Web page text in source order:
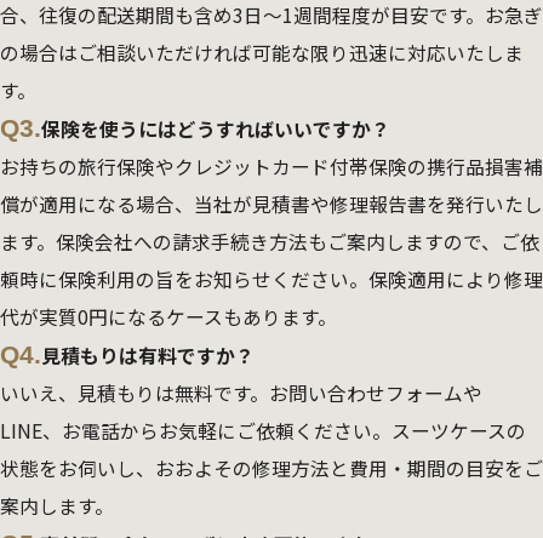
合、往復の配送期間も含め3日～1週間程度が目安です。お急ぎ
の場合はご相談いただければ可能な限り迅速に対応いたしま
す。
Q3.保険を使うにはどうすればいいですか？
お持ちの旅行保険やクレジットカード付帯保険の携行品損害補
償が適用になる場合、当社が見積書や修理報告書を発行いたし
ます。保険会社への請求手続き方法もご案内しますので、ご依
頼時に保険利用の旨をお知らせください。保険適用により修理
代が実質0円になるケースもあります。
Q4.見積もりは有料ですか？
いいえ、見積もりは無料です。お問い合わせフォームや
LINE、お電話からお気軽にご依頼ください。スーツケースの
状態をお伺いし、おおよその修理方法と費用・期間の目安をご
案内します。